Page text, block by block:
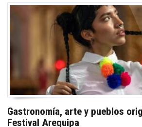
Gastronomía, arte y pueblos
Festival Arequipa